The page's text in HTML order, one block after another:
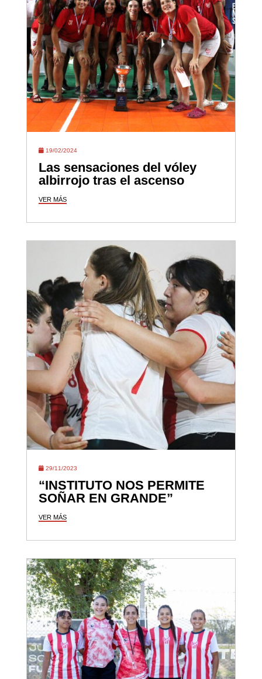
19/02/2024
Las sensaciones del vóley
albirrojo tras el ascenso
VER MÁS
29/11/2023
“INSTITUTO NOS PERMITE
SOÑAR EN GRANDE”
VER MÁS